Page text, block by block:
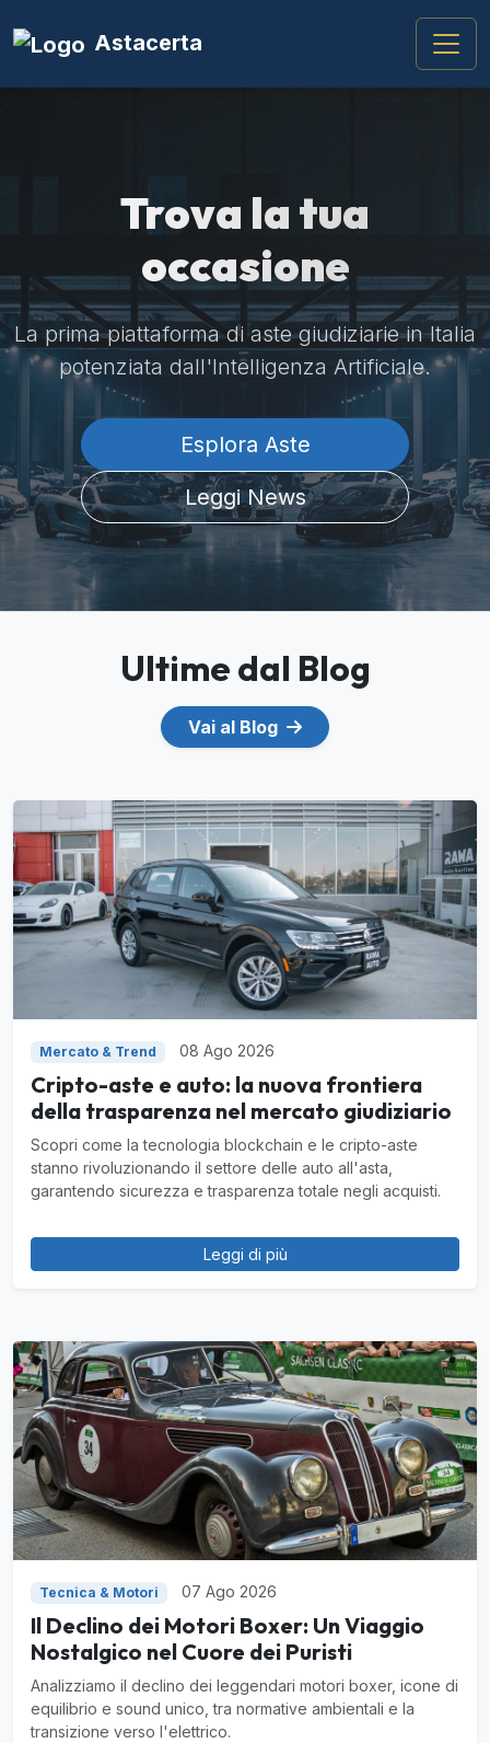
Astacerta
Trova la tua
occasione
La prima piattaforma di aste giudiziarie in Italia
potenziata dall'Intelligenza Artificiale.
Esplora Aste
Leggi News
Ultime dal Blog
Vai al Blog
Mercato & Trend 08 Ago 2026
Cripto-aste e auto: la nuova frontiera
della trasparenza nel mercato giudiziario
Scopri come la tecnologia blockchain e le cripto-aste
stanno rivoluzionando il settore delle auto all'asta,
garantendo sicurezza e trasparenza totale negli acquisti.
Leggi di più
Tecnica & Motori 07 Ago 2026
Il Declino dei Motori Boxer: Un Viaggio
Nostalgico nel Cuore dei Puristi
Analizziamo il declino dei leggendari motori boxer, icone di
equilibrio e sound unico, tra normative ambientali e la
transizione verso l'elettrico.